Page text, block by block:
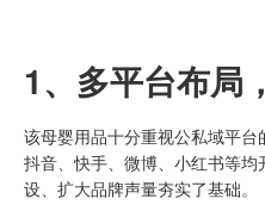
1、 多平台布局
该母婴用品十分重视公私域平台
抖音、快手、微博、小红书等
设、扩大品牌声量夯实了基础。